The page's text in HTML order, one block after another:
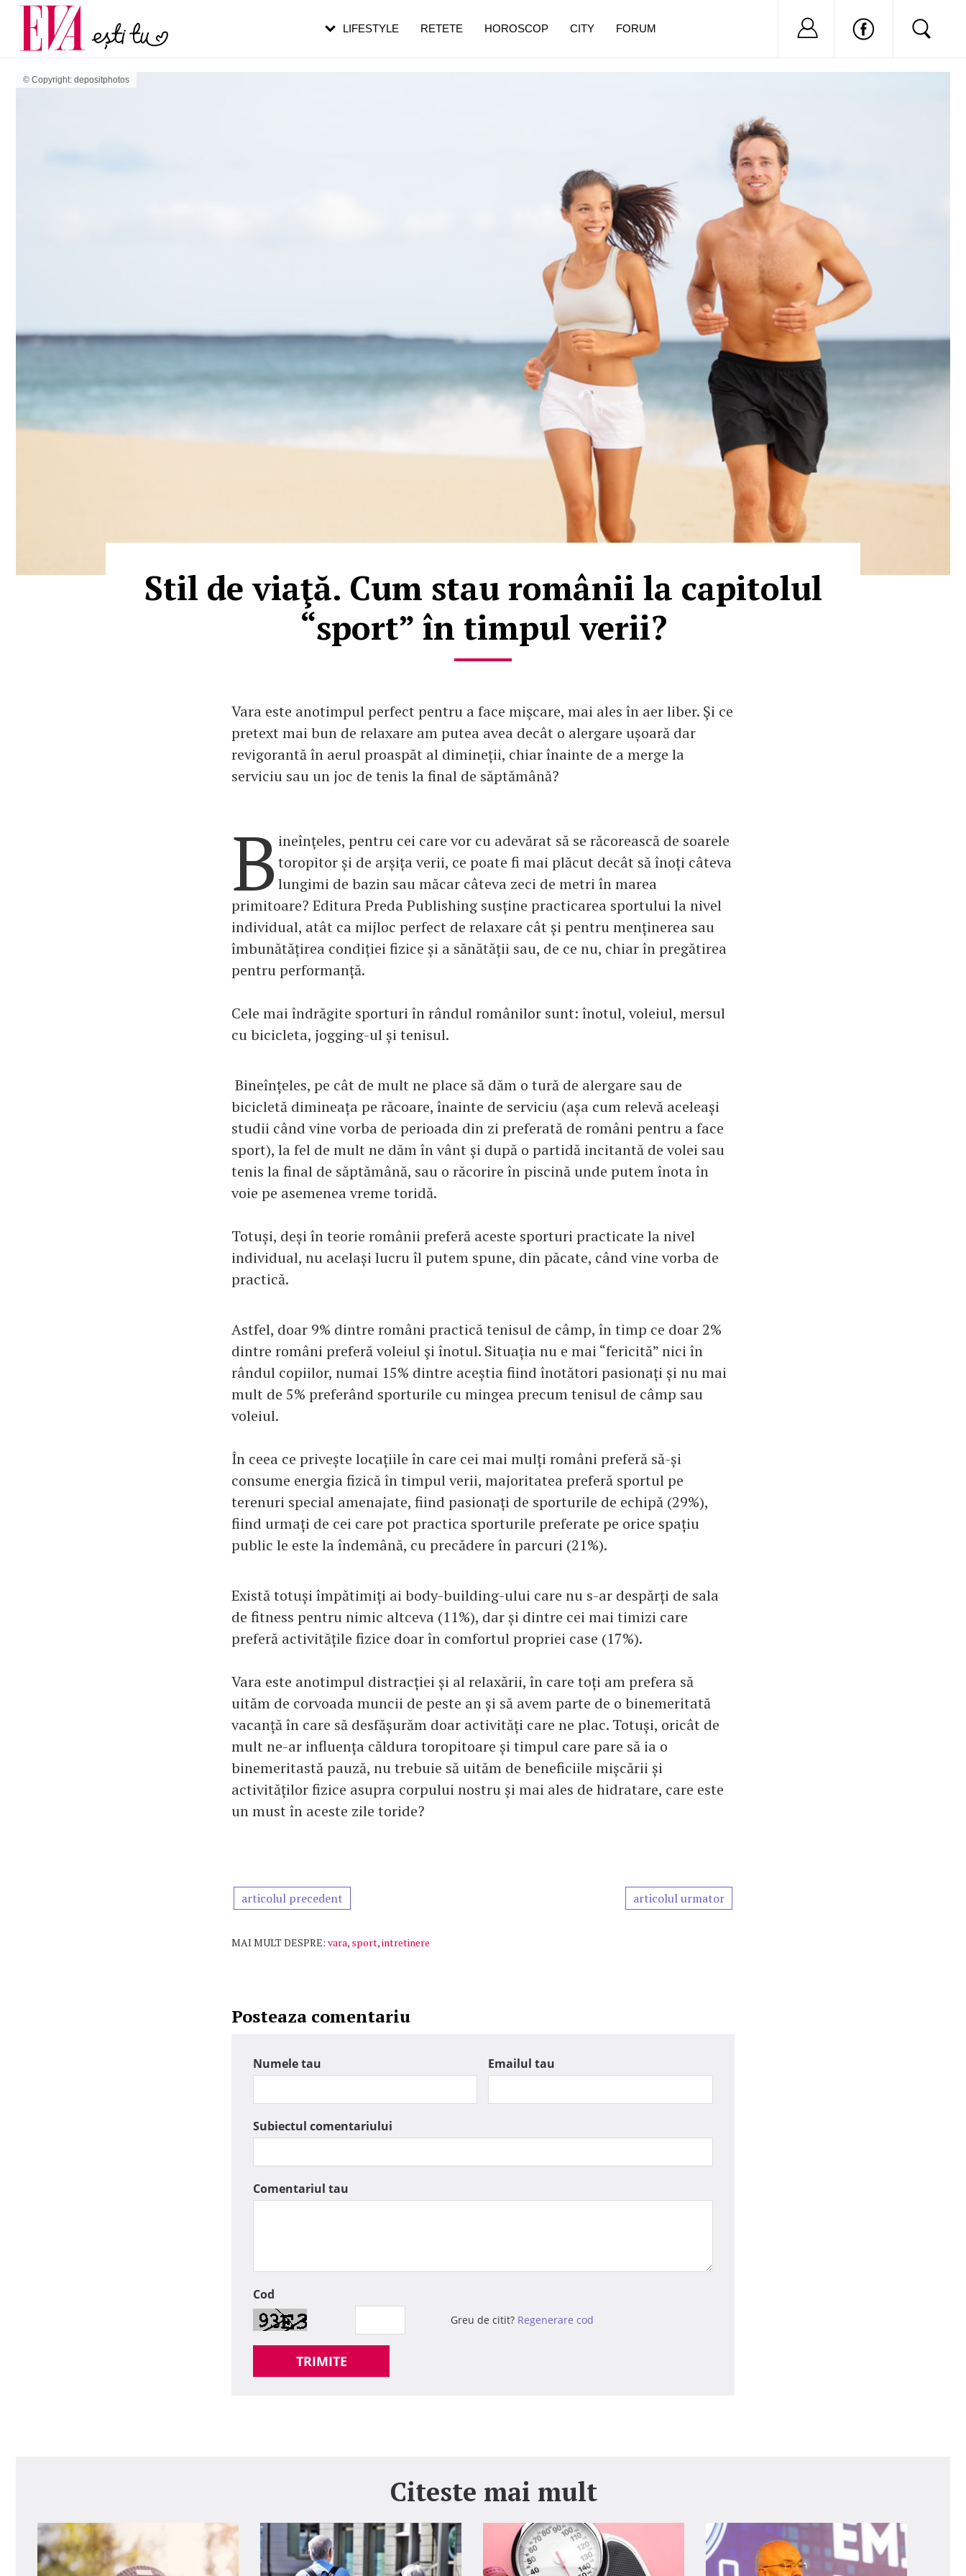
© Copyright: depositphotos
Stil de viaţă. Cum stau românii la capitolul
“sport” în timpul verii?
Vara este anotimpul perfect pentru a face mişcare, mai ales în aer liber. Şi ce
pretext mai bun de relaxare am putea avea decât o alergare ușoară dar
revigorantă în aerul proaspăt al dimineții, chiar înainte de a merge la
serviciu sau un joc de tenis la final de săptămână?
B ineînţeles, pentru cei care vor cu adevărat să se răcorească de soarele
toropitor și de arșița verii, ce poate fi mai plăcut decât să înoți câteva
lungimi de bazin sau măcar câteva zeci de metri în marea
primitoare? Editura Preda Publishing susține practicarea sportului la nivel
individual, atât ca mijloc perfect de relaxare cât și pentru menținerea sau
îmbunătățirea condiției fizice și a sănătății sau, de ce nu, chiar în pregătirea
pentru performanță.
Cele mai îndrăgite sporturi în rândul românilor sunt: înotul, voleiul, mersul
cu bicicleta, jogging-ul și tenisul.
Bineînțeles, pe cât de mult ne place să dăm o tură de alergare sau de
bicicletă dimineața pe răcoare, înainte de serviciu (așa cum relevă aceleași
studii când vine vorba de perioada din zi preferată de români pentru a face
sport), la fel de mult ne dăm în vânt și după o partidă incitantă de volei sau
tenis la final de săptămână, sau o răcorire în piscină unde putem înota în
voie pe asemenea vreme toridă.
Totuși, deși în teorie românii preferă aceste sporturi practicate la nivel
individual, nu același lucru îl putem spune, din păcate, când vine vorba de
practică.
Astfel, doar 9% dintre români practică tenisul de câmp, în timp ce doar 2%
dintre români preferă voleiul şi înotul. Situația nu e mai “fericită” nici în
rândul copiilor, numai 15% dintre aceștia fiind înotători pasionați și nu mai
mult de 5% preferând sporturile cu mingea precum tenisul de câmp sau
voleiul.
În ceea ce privește locațiile în care cei mai mulți români preferă să-și
consume energia fizică în timpul verii, majoritatea preferă sportul pe
terenuri special amenajate, fiind pasionați de sporturile de echipă (29%),
fiind urmați de cei care pot practica sporturile preferate pe orice spațiu
public le este la îndemână, cu precădere în parcuri (21%).
Există totuși împătimiți ai body-building-ului care nu s-ar despărți de sala
de fitness pentru nimic altceva (11%), dar și dintre cei mai timizi care
preferă activitățile fizice doar în comfortul propriei case (17%).
Vara este anotimpul distracției și al relaxării, în care toți am prefera să
uităm de corvoada muncii de peste an și să avem parte de o binemeritată
vacanță în care să desfășurăm doar activități care ne plac. Totuși, oricât de
mult ne-ar influența căldura toropitoare și timpul care pare să ia o
binemeritastă pauză, nu trebuie să uităm de beneficiile mișcării și
activităților fizice asupra corpului nostru și mai ales de hidratare, care este
un must în aceste zile toride?
articolul precedent articolul urmator
MAI MULT DESPRE: vara, sport,intretinere
Posteaza comentariu
Numele tau Emailul tau
Subiectul comentariului
Comentariul tau
Cod
Greu de citit? Regenerare cod
TRIMITE
Citeste mai mult
LIFESTYLE RETETE HOROSCOP CITY FORUM Nu ai cont?
Carieră
Actualitate
pe măsură ce înaintezi în vârstă